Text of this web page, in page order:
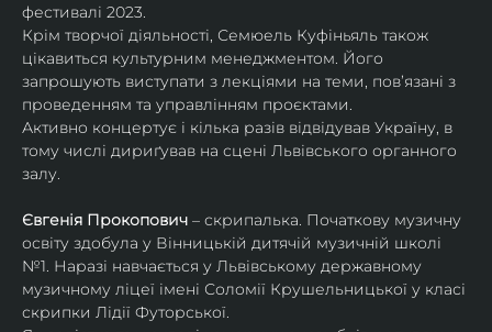
фестивалі 2023.
Крім творчої діяльності, Семюель Куфіньяль також
цікавиться культурним менеджментом. Його
запрошують виступати з лекціями на теми, пов’язані з
проведенням та управлінням проєктами.
Активно концертує і кілька разів відвідував Україну, в
тому числі дириґував на сцені Львівського органного
залу.
Євгенія Прокопович – скрипалька. Початкову музичну
освіту здобула у Вінницькій дитячій музичній школі
№1. Наразі навчається у Львівському державному
музичному ліцеї імені Соломії Крушельницької у класі
скрипки Лідії Футорської.